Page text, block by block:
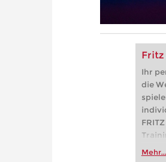
Fritz
Ihr
die
Mehr...